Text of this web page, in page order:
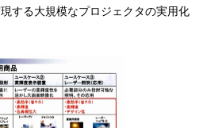
する大規模なプロジェクタの実用化